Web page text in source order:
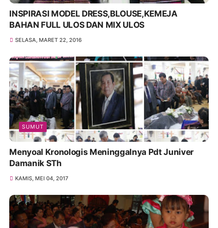
INSPIRASI MODEL DRESS,BLOUSE,KEMEJA
BAHAN FULL ULOS DAN MIX ULOS
SELASA, MARET 22, 2016
SUMUT
Menyoal Kronologis Meninggalnya Pdt Juniver
Damanik STh
KAMIS, MEI 04, 2017